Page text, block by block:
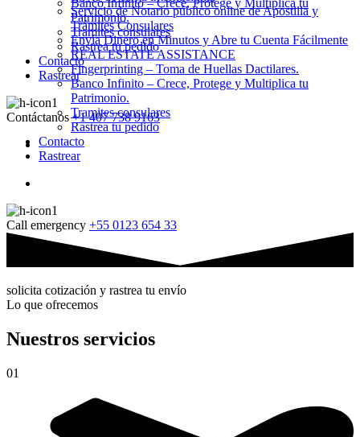
Patrimonio.
Tramites consulares
Rastrea tu pedido
Contacto
Rastrear
Contáctanos +1 407 738 9163
Servicio de Notario público online de Apostilla y
Trámites Consulares
Envía Dinero en Minutos y Abre tu Cuenta Fácilmente
REAL ESTATE ASSISTANCE
Fingerprinting – Toma de Huellas Dactilares.
Banco Infinito – Crece, Protege y Multiplica tu
Patrimonio.
Tramites consulares
Rastrea tu pedido
Contacto
Rastrear
Call emergency +55 0123 654 33
solicita cotización y rastrea tu envío
Lo que ofrecemos
Nuestros servicios
01